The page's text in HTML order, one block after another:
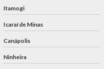
Itamogi
Icaraí de Minas
Canápolis
Ninheira